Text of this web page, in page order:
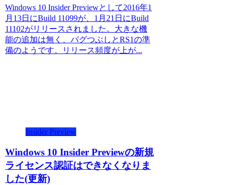
Windows 10 Insider Previewとして2016年1
月13日にBuild 11099が、1月21日にBuild
11102がリリースされました。大きな機
能の追加は無く、バグつぶしとRS1の準
備のようです。リリース頻度が上が...
Insider Preview
Windows 10 Insider Previewの新規
ライセンス認証はできなくなりま
した(更新)